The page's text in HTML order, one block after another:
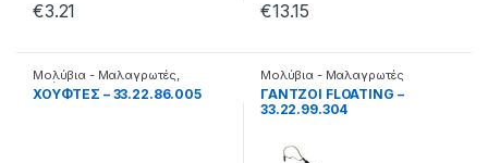
€3.21 €13.15
Μολύβια - Μαλαγρωτές
Χούφτες
XOYΦTΕΣ – 33.22.86.005
Μολύβια - Μαλαγρωτές
ΓΑΝΤΖΟΙ FLOATING –
33.22.99.304